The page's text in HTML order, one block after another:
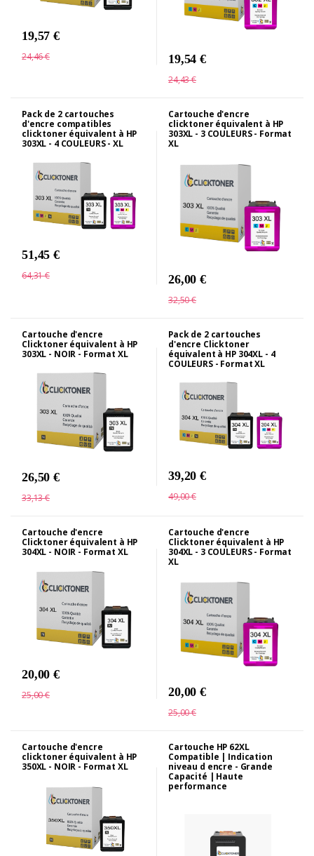
19,57 €
24,46 € 19,54 €
24,43 €
Pack de 2 cartouches
d'encre compatibles
clicktoner équivalent à HP
303XL - 4 COULEURS - XL
51,45 €
64,31 €
Cartouche d'encre
clicktoner équivalent à HP
303XL - 3 COULEURS - Format
XL
26,00 €
32,50 €
Cartouche d'encre
Clicktoner équivalent à HP
303XL - NOIR - Format XL
26,50 €
33,13 €
Pack de 2 cartouches
d'encre Clicktoner
équivalent à HP 304XL - 4
COULEURS - Format XL
39,20 €
49,00 €
Cartouche d'encre
Clicktoner équivalent à HP
304XL - NOIR - Format XL
20,00 €
25,00 €
Cartouche d'encre
Clicktoner équivalent à HP
304XL - 3 COULEURS - Format
XL
20,00 €
25,00 €
Cartouche d'encre
clicktoner équivalent à HP
350XL - NOIR - Format XL
Cartouche HP 62XL
Compatible | Indication
niveau d encre - Grande
Capacité | Haute
performance